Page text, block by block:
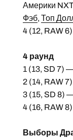
Америки
Фэб, Топ
4 (12, RAW
4 раунд
1 (13, SD 7)
2 (14, RAW
3 (15, SD 8)
4 (16, RAW
Выборы